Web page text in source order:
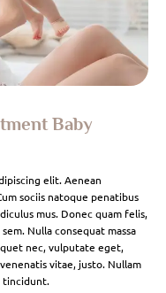
Baby
elit. Aenean
sociis natoque penatibus
mus. Donec quam felis,
Nulla consequat massa
nec, vulputate eget,
vitae, justo. Nullam
tincidunt.